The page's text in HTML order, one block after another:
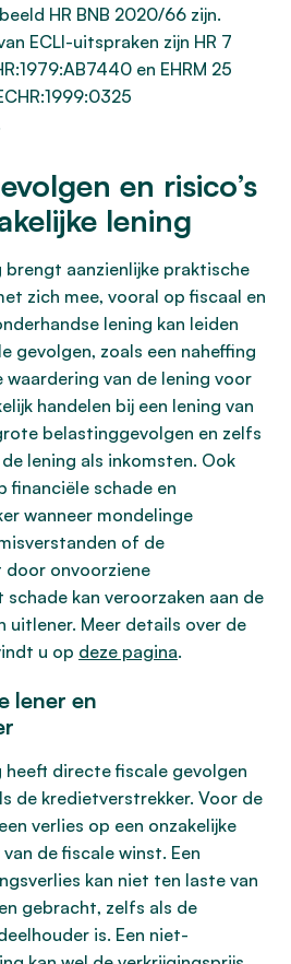
HR BNB 2020/66 zijn.
ECLI-uitspraken zijn HR 7
en EHRM 25
en risico’s
lening
brengt aanzienlijke praktische
zich mee, vooral op fiscaal en
lening kan leiden
gevolgen, zoals een naheffing
waardering van de lening voor
handelen bij een lening van
belastinggevolgen en zelfs
lening als inkomsten. Ook
financiële schade en
wanneer mondelinge
of de
onvoorziene
kan veroorzaken aan de
uitlener. Meer details over de
u op deze pagina.
lener en
heeft directe fiscale gevolgen
de kredietverstrekker. Voor de
verlies op een onzakelijke
de fiscale winst. Een
kan niet ten laste van
gebracht, zelfs als de
is. Een niet-